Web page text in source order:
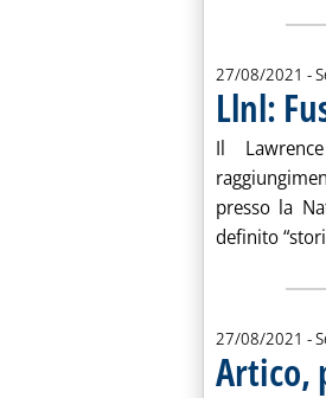
27/08/2021 -
Llnl:
Il
presso la
definito
27/08/2021 -
Artico,